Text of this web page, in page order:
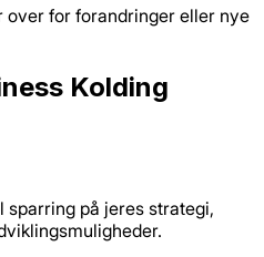
over for forandringer eller nye
Kolding
sparring på jeres strategi,